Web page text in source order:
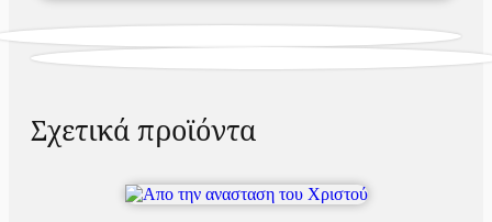
Σχετικά προϊόντα